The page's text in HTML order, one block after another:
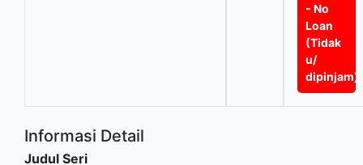
- No
Loan
(Tidak
u/
dipinjam)
Informasi Detail
Judul Seri